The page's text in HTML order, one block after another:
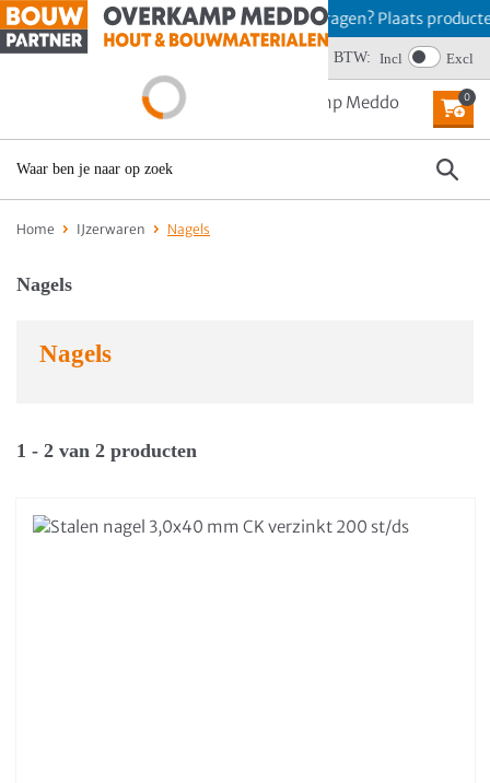
Offerte aanvragen? Plaats
Wij scoren een 4,6 BTW: Incl Excl
0
Home IJzerwaren Nagels
Nagels
Nagels
1 - 2 van 2 producten